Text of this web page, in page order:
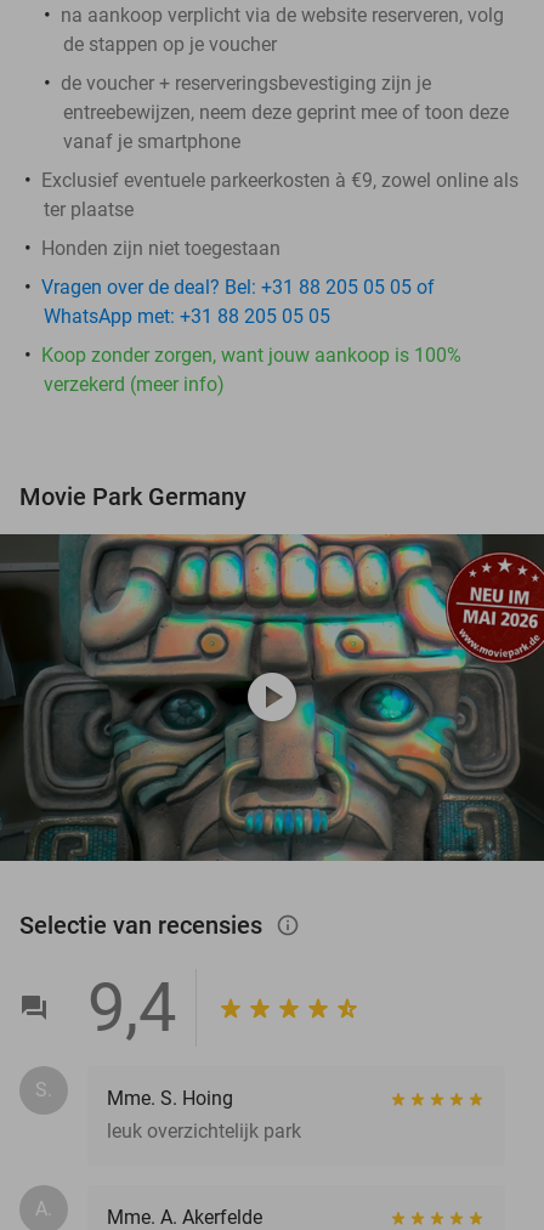
na aankoop verplicht via de website reserveren, volg
de stappen op je voucher
de voucher + reserveringsbevestiging zijn je
entreebewijzen, neem deze geprint mee of toon deze
vanaf je smartphone
Exclusief eventuele parkeerkosten à €9, zowel online als
ter plaatse
Honden zijn niet toegestaan
Vragen over de deal? Bel: +31 88 205 05 05 of
WhatsApp met: +31 88 205 05 05
Koop zonder zorgen, want jouw aankoop is 100%
verzekerd (meer info)
Movie Park Germany
play_circle
Selectie van recensies info_outlined
9,4
S.
Mme. S. Hoing
leuk overzichtelijk park
A. Mme. A. Akerfelde